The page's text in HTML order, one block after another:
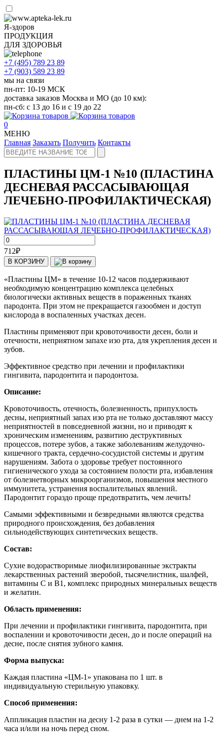
Я-здоров
ПРОДУКЦИЯ
ДЛЯ ЗДОРОВЬЯ
+7 (495) 789 23 89
+7 (903) 589 23 89
мы на связи
пн-пт: 10-19 МСК
доставка заказов Москва и МО (до 10 км):
пн-сб: с 13 до 16 и с 19 до 22
0
МЕНЮ
Главная Заказать Получить Контакты
ПЛАСТИНЫ ЦМ-1 №10 (ПЛАСТИНА
ДЕСНЕВАЯ РАССАСЫВАЮЩАЯ
ЛЕЧЕБНО-ПРОФИЛАКТИЧЕСКАЯ)
712₽
В КОРЗИНУ
«Пластины ЦМ» в течение 10-12 часов поддерживают
необходимую концентрацию комплекса целебных
биологически активных веществ в пораженных тканях
пародонта. При этом не прекращается газообмен и доступ
кислорода в воспаленных участках десен.
Пластины применяют при кровоточивости десен, боли и
отечности, неприятном запахе изо рта, для укрепления десен и
зубов.
Эффективное средство при лечении и профилактики
гингивита, пародонтита и пародонтоза.
Описание:
Кровоточивость, отечность, болезненность, припухлость
десны, неприятный запах изо рта не только доставляют массу
неприятностей в повседневной жизни, но и приводят к
хроническим изменениям, развитию деструктивных
процессов, потере зубов, а также заболеваниям желудочно-
кишечного тракта, сердечно-сосудистой системы и другим
нарушениям. Забота о здоровье требует постоянного
гигиенического ухода за состоянием полости рта, избавления
от болезнетворных микроорганизмов, повышения местного
иммунитета, устранения воспалительных явлений.
Пародонтит гораздо проще предотвратить, чем лечить!
Самыми эффективными и безвредными являются средства
природного происхождения, без добавления
сильнодействующих синтетических веществ.
Состав:
Сухие водорастворимые лиофилизированные экстракты
лекарственных растений зверобой, тысячелистник, шалфей,
витамины C и В1, комплекс природных минеральных веществ
и желатин.
Область применения:
При лечении и профилактики гингивита, пародонтита, при
воспалении и кровоточивости десен, до и после операций на
десне, после снятия зубного камня.
Форма выпуска:
Каждая пластина «ЦМ-1» упакована по 1 шт. в
индивидуальную стерильную упаковку.
Способ применения:
Аппликация пластин на десну 1-2 раза в сутки — днем на 1-2
часа и/или на ночь перед сном.